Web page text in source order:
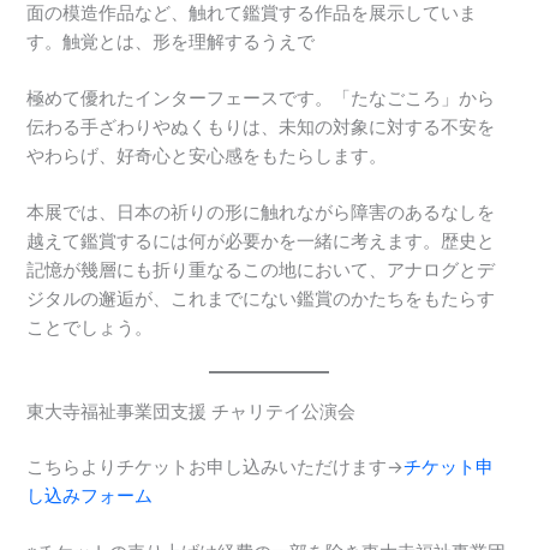
面の模造作品など、触れて鑑賞する作品を展示していま
す。触覚とは、形を理解するうえで
極めて優れたインターフェースです。「たなごころ」から
伝わる手ざわりやぬくもりは、未知の対象に対する不安を
やわらげ、好奇心と安心感をもたらします。
本展では、日本の祈りの形に触れながら障害のあるなしを
越えて鑑賞するには何が必要かを一緒に考えます。歴史と
記憶が幾層にも折り重なるこの地において、アナログとデ
ジタルの邂逅が、これまでにない鑑賞のかたちをもたらす
ことでしょう。
東大寺福祉事業団支援 チャリテイ公演会
こちらよりチケットお申し込みいただけます→チケット申
し込みフォーム